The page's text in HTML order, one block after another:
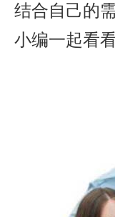
结合自己的
小编一起看